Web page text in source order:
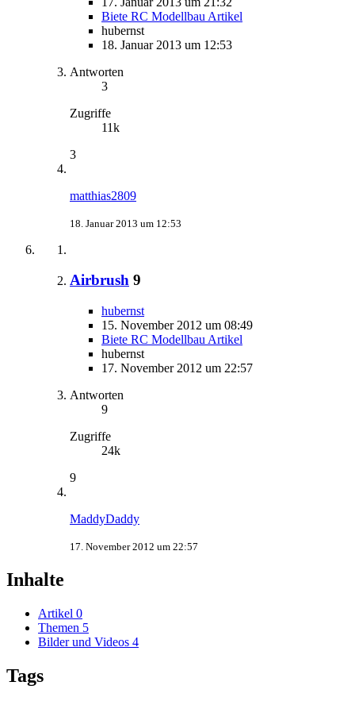
Biete RC Modellbau Artikel
hubernst
18. Januar 2013 um 12:53
Antworten
3
Zugriffe
11k
3
matthias2809
18. Januar 2013 um 12:53
Airbrush 9
hubernst
15. November 2012 um 08:49
Biete RC Modellbau Artikel
hubernst
17. November 2012 um 22:57
Antworten
9
Zugriffe
24k
9
MaddyDaddy
17. November 2012 um 22:57
Inhalte
Artikel 0
Themen 5
Bilder und Videos 4
Tags